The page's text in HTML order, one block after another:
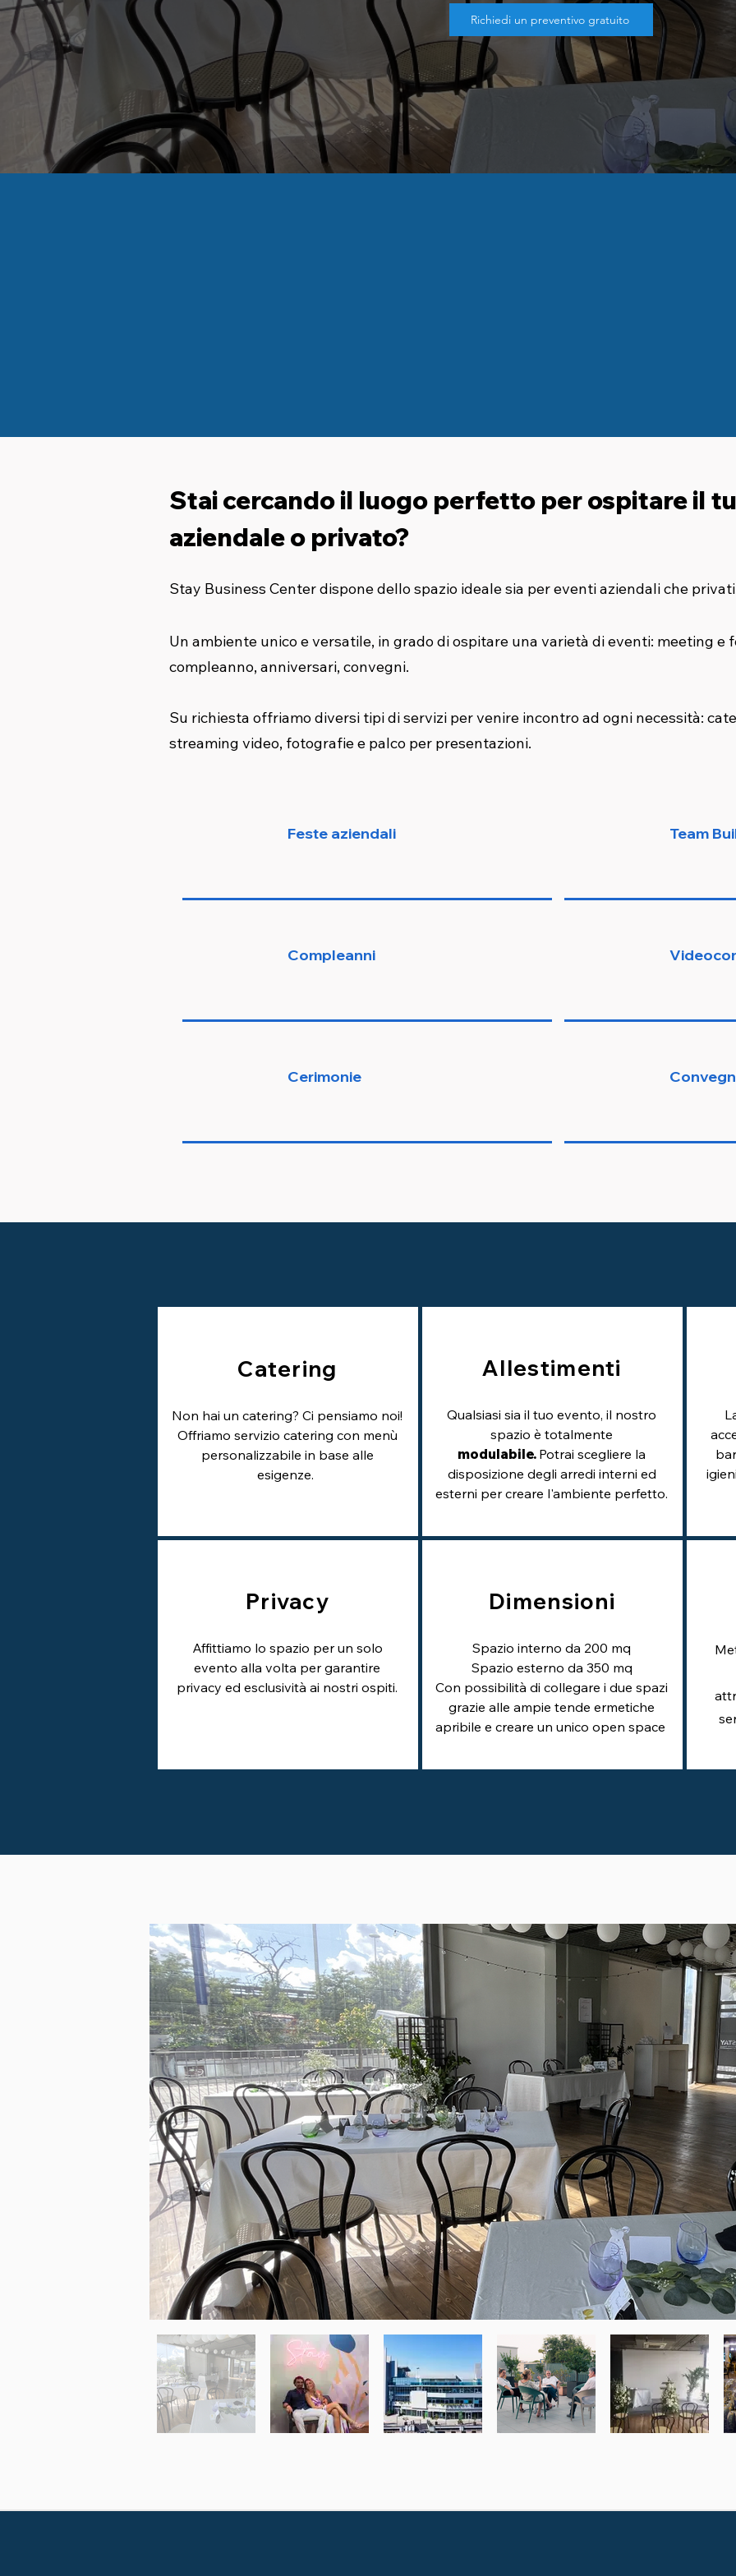
Richiedi un preventivo gratuito
Stai cercando il luogo perfetto per ospitare il
aziendale o privato?
Stay Business Center dispone dello spazio ideale sia per eventi aziendali che
Un ambiente unico e versatile, in grado di ospitare una varietà di eventi: meeting e
compleanno, anniversari, convegni.
Su richiesta offriamo diversi tipi di servizi per venire incontro ad ogni necessità:
streaming video, fotografie e palco per presentazioni.
Feste aziendali
Compleanni
Cerimonie
Team
Catering
Non hai un catering? Ci pensiamo noi!
Offriamo servizio catering con menù
personalizzabile in base alle
esigenze.
Privacy
Affittiamo lo spazio per un solo
evento alla volta per garantire
privacy ed esclusività ai nostri ospiti.
Allestimenti
Qualsiasi sia il tuo evento, il nostro
spazio è totalmente
modulabile. Potrai scegliere la
disposizione degli arredi interni ed
esterni per creare l'ambiente perfetto.
Dimensioni
Spazio interno da 200 mq
Spazio esterno da 350 mq
Con possibilità di collegare i due spazi
grazie alle ampie tende ermetiche
apribile e creare un unico open space